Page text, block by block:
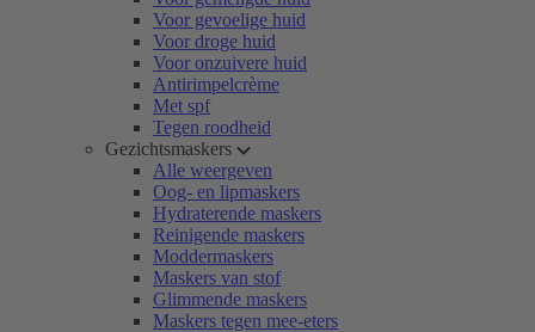
Voor gevoelige huid
Voor droge huid
Voor onzuivere huid
Antirimpelcrème
Met spf
Tegen roodheid
Gezichtsmaskers
Alle weergeven
Oog- en lipmaskers
Hydraterende maskers
Reinigende maskers
Moddermaskers
Maskers van stof
Glimmende maskers
Maskers tegen mee-eters